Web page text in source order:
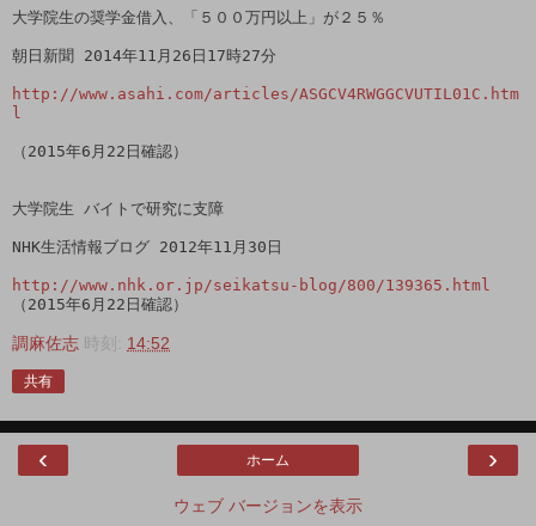
大学院生の奨学金借入、「５００万円以上」が２５％
朝日新聞 2014年11月26日17時27分
http://www.asahi.com/articles/ASGCV4RWGGCVUTIL01C.htm
l
（2015年6月22日確認）
大学院生 バイトで研究に支障
NHK生活情報ブログ 2012年11月30日
http://www.nhk.or.jp/seikatsu-blog/800/139365.html
（2015年6月22日確認）
調麻佐志 時刻: 14:52
共有
‹ ›
ホーム
ウェブ バージョンを表示